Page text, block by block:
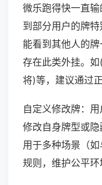
微乐跑得快一直
到部分用户的牌
能看到其他人的
存在此类外挂。
将)等，建议通过
自定义修改牌：用
修改自身牌型或
用于多种场景（
规则，维护公平环